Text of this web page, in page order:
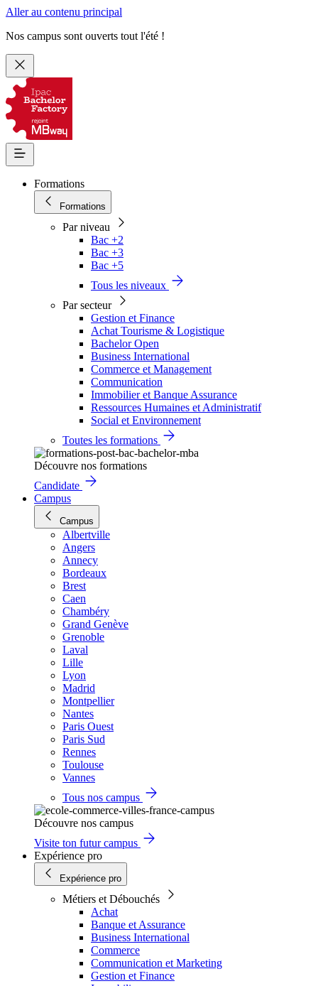
Aller au contenu principal
Nos campus sont ouverts tout l'été !
Formations
Formations
Par niveau
Bac +2
Bac +3
Bac +5
Tous les niveaux
Par secteur
Gestion et Finance
Achat Tourisme & Logistique
Bachelor Open
Business International
Commerce et Management
Communication
Immobilier et Banque Assurance
Ressources Humaines et Administratif
Social et Environnement
Toutes les formations
Découvre nos formations
Candidate
Campus
Campus
Albertville
Angers
Annecy
Bordeaux
Brest
Caen
Chambéry
Grand Genève
Grenoble
Laval
Lille
Lyon
Madrid
Montpellier
Nantes
Paris Ouest
Paris Sud
Rennes
Toulouse
Vannes
Tous nos campus
Découvre nos campus
Visite ton futur campus
Expérience pro
Expérience pro
Métiers et Débouchés
Achat
Banque et Assurance
Business International
Commerce
Communication et Marketing
Gestion et Finance